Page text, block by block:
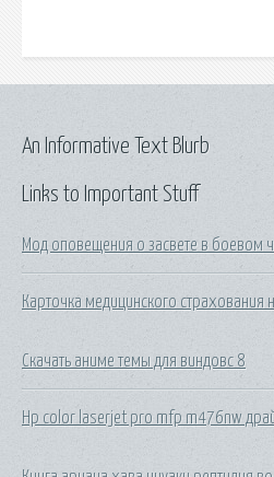
Links to Important Stuff
Мод оповещения о засвете в боевом
Карточка медицинского страхования
Скачать аниме темы для виндовс 8
Hp color laserjet pro mfp m476nw
An Informative Text Blurb